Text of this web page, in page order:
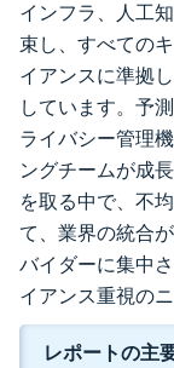
インフラ、人工
束し、すべての
イアンスに準拠
しています。予
ライバシー管理
ングチームが成
を取る中で、不
て、業界の統合
バイダーに集中
イアンス重視の
レポートの主